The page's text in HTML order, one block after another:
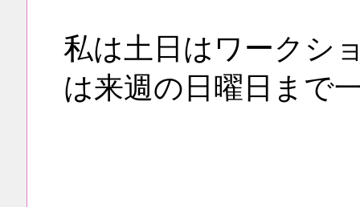
私は土日はワークシ
は来週の日曜日まで